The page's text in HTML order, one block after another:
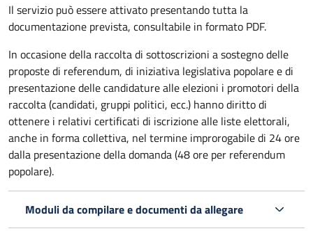
Il servizio può essere attivato presentando tutta la
documentazione prevista, consultabile in formato PDF.
In occasione della raccolta di sottoscrizioni a sostegno delle
proposte di referendum, di iniziativa legislativa popolare e di
presentazione delle candidature alle elezioni i promotori della
raccolta (candidati, gruppi politici, ecc.) hanno diritto di
ottenere i relativi certificati di iscrizione alle liste elettorali,
anche in forma collettiva, nel termine improrogabile di 24 ore
dalla presentazione della domanda (48 ore per referendum
popolare).
Moduli da compilare e documenti da allegare